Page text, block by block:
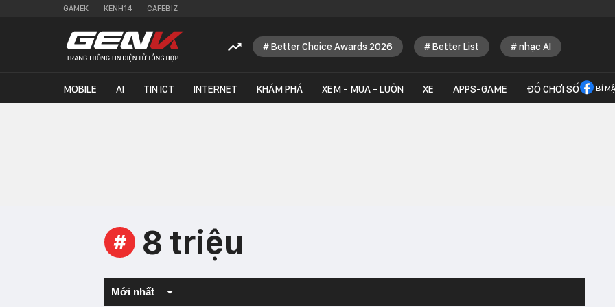
GAMEK KENH14 CAFEBIZ
Better Choice Awards 2026 Better List nhạc AI
MOBILE AI TIN ICT INTERNET KHÁM PHÁ XEM - MUA - LUÔN XE APPS-GAME ĐỒ CHƠI SỐ BÍ
# 8 triệu
Mới nhất